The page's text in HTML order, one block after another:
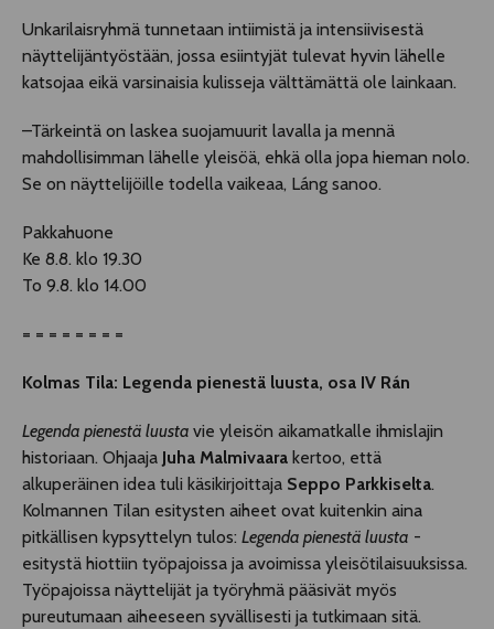
Unkarilaisryhmä tunnetaan intiimistä ja intensiivisestä
näyttelijäntyöstään, jossa esiintyjät tulevat hyvin lähelle
katsojaa eikä varsinaisia kulisseja välttämättä ole lainkaan.
–Tärkeintä on laskea suojamuurit lavalla ja mennä
mahdollisimman lähelle yleisöä, ehkä olla jopa hieman nolo.
Se on näyttelijöille todella vaikeaa, Láng sanoo.
Pakkahuone
Ke 8.8. klo 19.30
To 9.8. klo 14.00
= = = = = = = =
Kolmas Tila: Legenda pienestä luusta, osa IV Rán
Legenda pienestä luusta vie yleisön aikamatkalle ihmislajin
historiaan. Ohjaaja Juha Malmivaara kertoo, että
alkuperäinen idea tuli käsikirjoittaja Seppo Parkkiselta.
Kolmannen Tilan esitysten aiheet ovat kuitenkin aina
pitkällisen kypsyttelyn tulos: Legenda pienestä luusta -
esitystä hiottiin työpajoissa ja avoimissa yleisötilaisuuksissa.
Työpajoissa näyttelijät ja työryhmä pääsivät myös
pureutumaan aiheeseen syvällisesti ja tutkimaan sitä.